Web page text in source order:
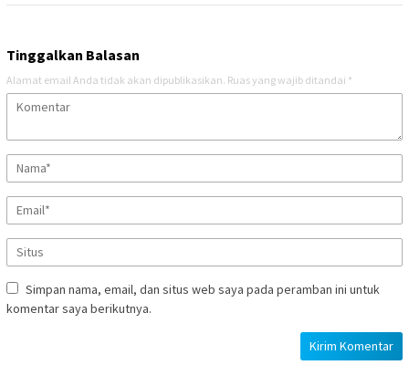
Tinggalkan Balasan
Alamat email Anda tidak akan dipublikasikan. Ruas yang wajib ditandai *
Simpan nama, email, dan situs web saya pada peramban ini untuk
komentar saya berikutnya.